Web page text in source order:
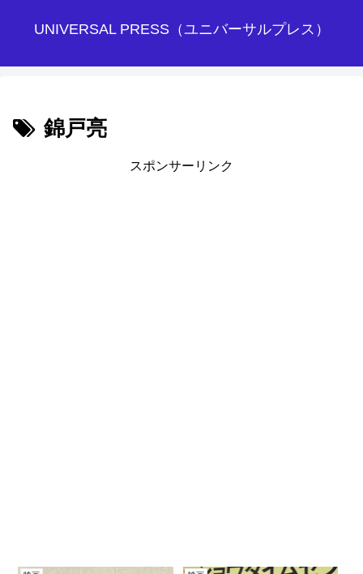
UNIVERSAL PRESS（ユニバーサルプレス）
錦戸亮
スポンサーリンク